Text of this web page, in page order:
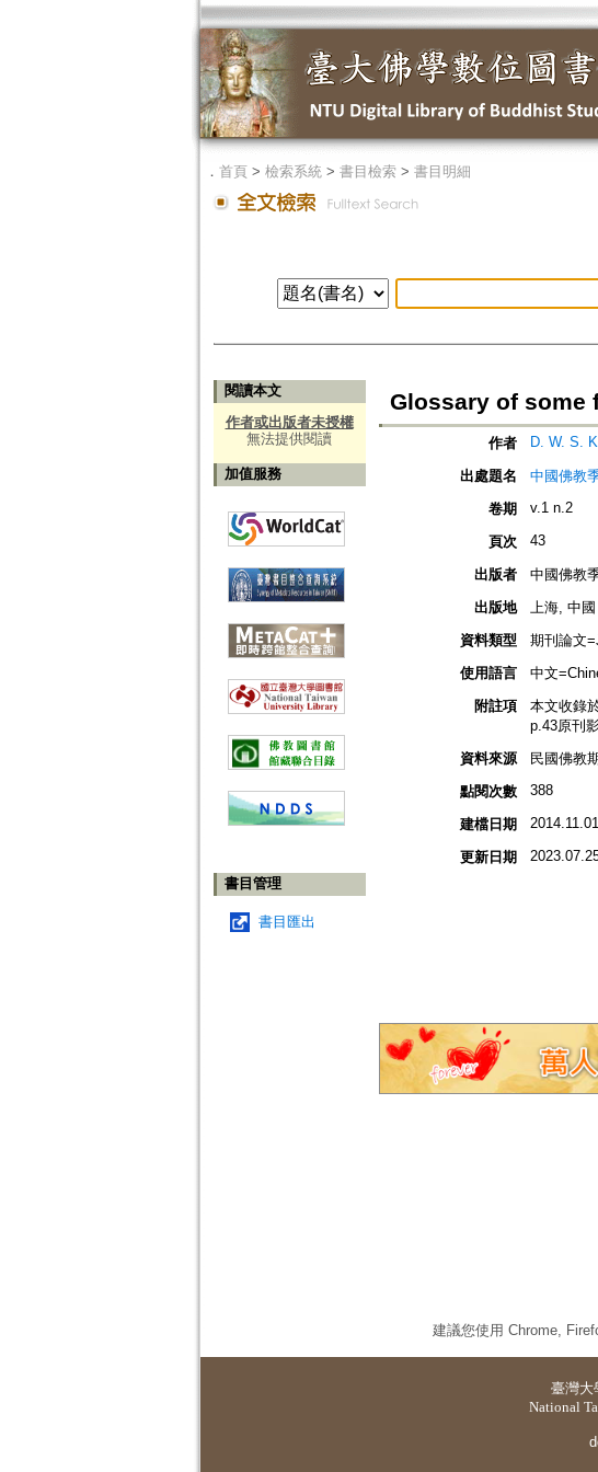
． 首頁> 檢索系統> 書目檢索> 書目明細
閱讀本文
作者或出版者未授權
無法提供閱讀
加值服務
書目管理
書目匯出
Glossary of some
作者 D. W. S.
出處題名
中國佛教
卷期
v.1 n.2
頁次 43
出版者
中國佛教
出版地
上海, 中
資料類型
期刊論文
使用語言
中文
附註項
本文收錄
p.43原刊影
資料來源
民國佛教
點閱次數
388
建檔日期 2014.11.01
更新日期
建議您使用 Chrome,
臺灣大
National